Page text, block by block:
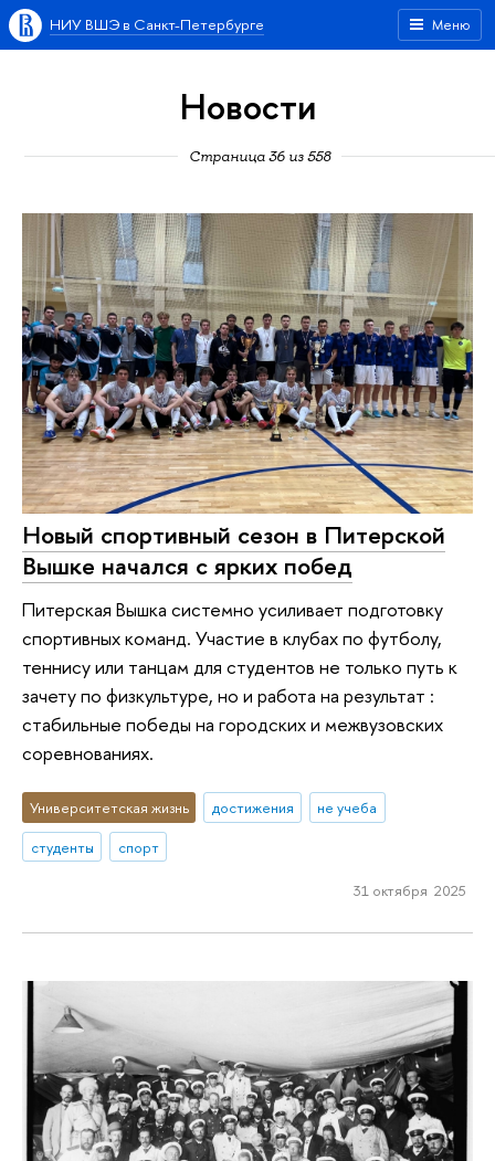
Меню
НИУ ВШЭ в Санкт-Петербурге
Новости
Страница 36 из 558
Новый спортивный сезон в Питерской
Вышке начался с ярких побед
Питерская Вышка системно усиливает подготовку
спортивных команд. Участие в клубах по футболу,
теннису или танцам для студентов не только путь к
зачету по физкультуре, но и работа на результат :
стабильные победы на городских и межвузовских
соревнованиях.
Университетская жизнь достижения
не учеба
студенты
спорт
31 октября 2025